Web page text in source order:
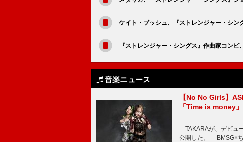
ケイト・ブッシュ、『ストレンジャー・シ
『ストレンジャー・シングス』作曲家コン
音楽ニュース
【No No Girls】
「Time is money
TAKARAが、デビュ
公開した。 BMSG×ち